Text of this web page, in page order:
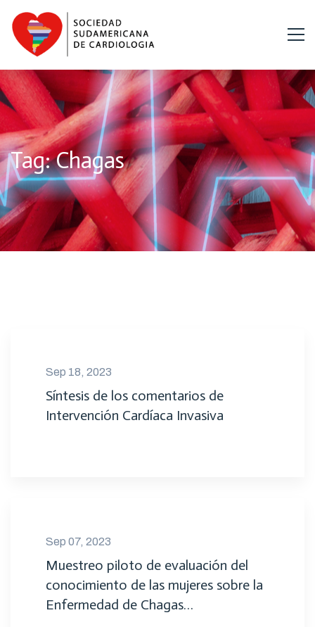
Tag: Chagas
Sep 18, 2023
Síntesis de los comentarios de
Intervención Cardíaca Invasiva
Sep 07, 2023
Muestreo piloto de evaluación del
conocimiento de las mujeres sobre la
Enfermedad de Chagas…